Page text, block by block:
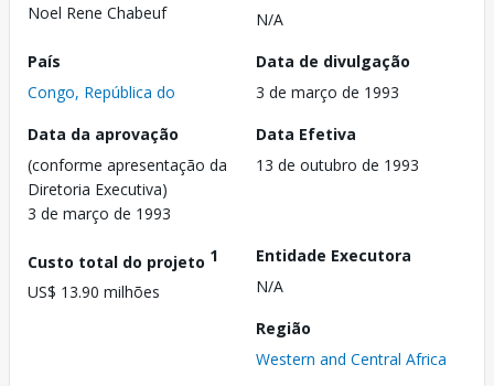
Noel Rene Chabeuf
N/A
País
Congo, República do
Data de divulgação
3 de março de 1993
Data da aprovação
(conforme apresentação da
Diretoria Executiva)
3 de março de 1993
Data Efetiva
13 de outubro de 1993
Custo total do projeto 1
US$ 13.90 milhões
Entidade Executora
N/A
Região
Western and Central Africa